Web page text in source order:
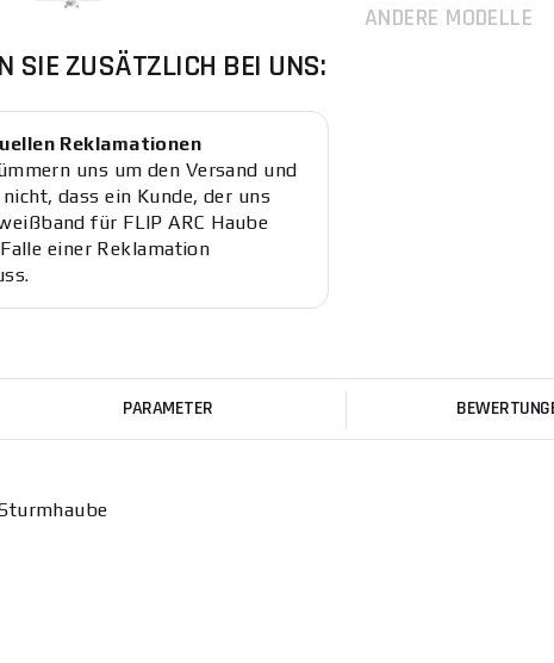
SIE ZUSÄTZLICH BEI UNS:
Reklamationen
uns um den Versand und
dass ein Kunde, der uns
für FLIP ARC Haube
einer Reklamation
ANDERE MODELLE
PARAMETER